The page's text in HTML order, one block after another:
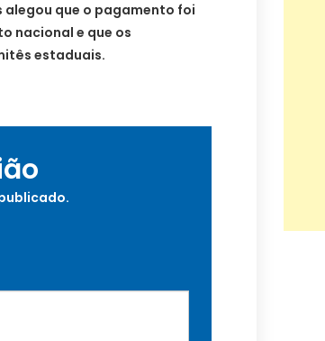
alegou que o pagamento foi
nacional e que os
estaduais.